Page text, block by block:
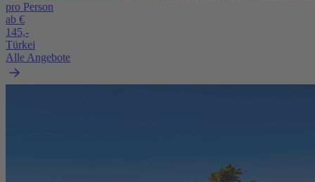
pro Person
ab €
145,-
Türkei
Alle Angebote